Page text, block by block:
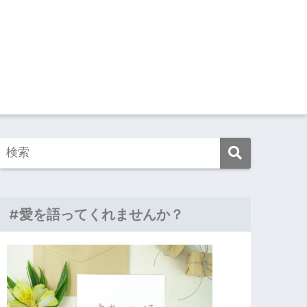
#愛を語ってくれませんか？